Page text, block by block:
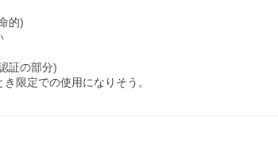
的)
証の部分)
限定での使用になりそう。